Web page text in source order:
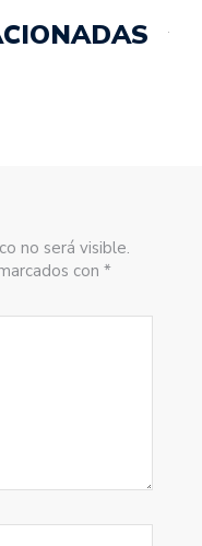
no será visible.
con *